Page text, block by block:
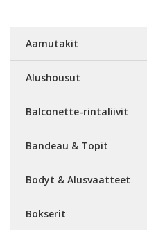
Aamutakit
Alushousut
Balconette-rintaliivit
Bandeau & Topit
Bodyt & Alusvaatteet
Bokserit